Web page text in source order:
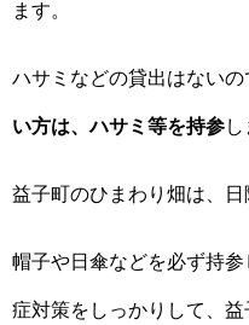
ます。
ハサミなどの貸出はないの
い方は、ハサミ等を持参し
益子町のひまわり畑は、日
帽子や日傘などを必ず持
症対策をしっかりして、